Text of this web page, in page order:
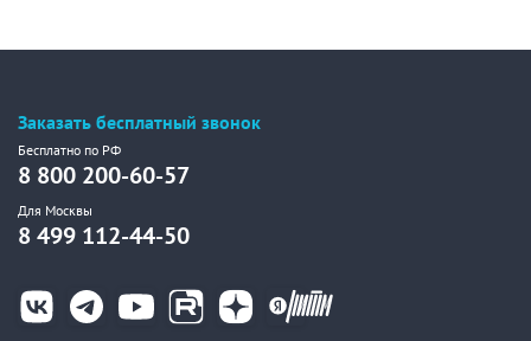
Заказать бесплатный звонок
Бесплатно по РФ
8 800 200-60-57
Для Москвы
8 499 112-44-50